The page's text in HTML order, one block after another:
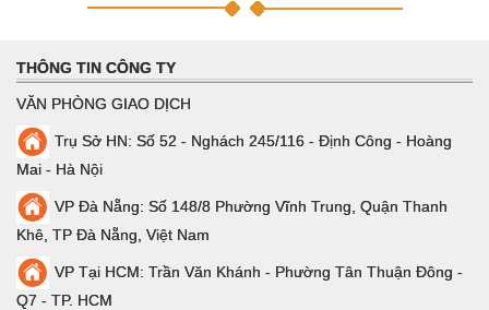
THÔNG TIN CÔNG TY
VĂN PHÒNG GIAO DỊCH
Trụ Sở HN: Số 52 - Nghách 245/116 - Định Công - Hoàng
Mai - Hà Nội
VP Đà Nẵng: Số 148/8 Phường Vĩnh Trung, Quận Thanh
Khê, TP Đà Nẵng, Việt Nam
VP Tại HCM: Trần Văn Khánh - Phường Tân Thuận Đông -
Q7 - TP. HCM